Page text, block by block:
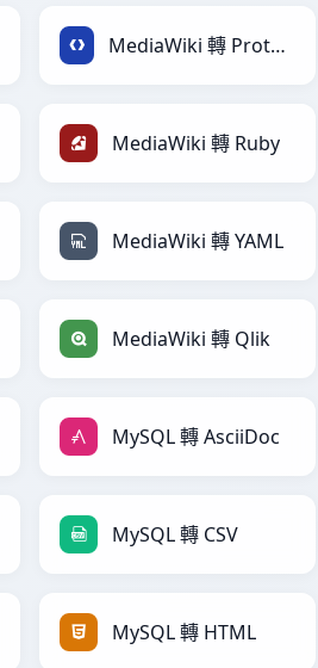
MediaWiki 轉 Protobuf
MediaWiki 轉 Ruby
MediaWiki 轉 YAML
MediaWiki 轉 Qlik
MySQL 轉 AsciiDoc
MySQL 轉 CSV
MySQL 轉 HTML